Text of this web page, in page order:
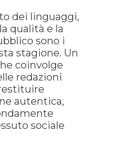
dei linguaggi,
qualità e la
sono i
stagione. Un
coinvolge
redazioni
autentica,
sociale